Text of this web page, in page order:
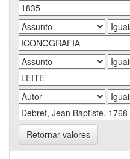
Retornar valores